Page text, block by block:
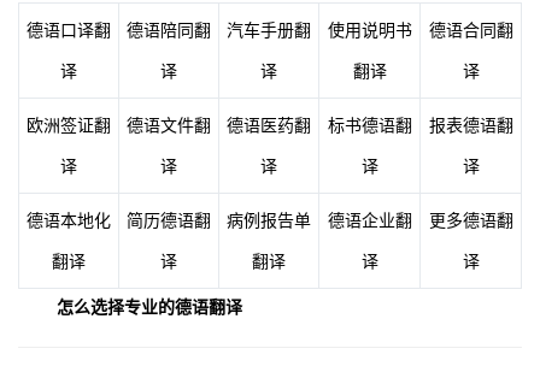
德语口译翻
译
德语陪同翻
译
汽车手册翻
译
使用说明书
翻译
德语合同翻
译
欧洲签证翻
译
德语文件翻
译
德语医药翻
译
标书德语翻
译
报表德语翻
译
德语本地化
翻译
简历德语翻
译
病例报告单
翻译
德语企业翻
译
更多德语翻
译
怎么选择专业的德语翻译